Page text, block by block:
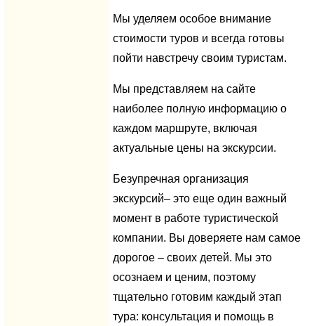
Мы уделяем особое внимание
стоимости туров и всегда готовы
пойти навстречу своим туристам.
Мы представляем на сайте
наиболее полную информацию о
каждом маршруте, включая
актуальные цены на экскурсии.
Безупречная организация
экскурсий– это еще один важный
момент в работе туристической
компании. Вы доверяете нам самое
дорогое – своих детей. Мы это
осознаем и ценим, поэтому
тщательно готовим каждый этап
тура: консультация и помощь в